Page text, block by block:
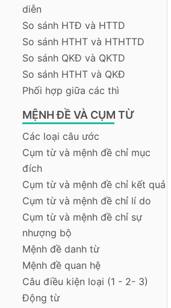
diễn
So sánh HTĐ và HTTD
So sánh HTHT và HTHTTD
So sánh QKĐ và QKTD
So sánh HTHT và QKĐ
Phối hợp giữa các thì
MỆNH ĐỀ VÀ CỤM TỪ
Các loại câu ước
Cụm từ và mệnh đề chỉ mục
đích
Cụm từ và mệnh đề chỉ kết quả
Cụm từ và mệnh đề chỉ lí do
Cụm từ và mệnh đề chỉ sự
nhượng bộ
Mệnh đề danh từ
Mệnh đề quan hệ
Câu điều kiện loại (1 - 2- 3)
Động từ